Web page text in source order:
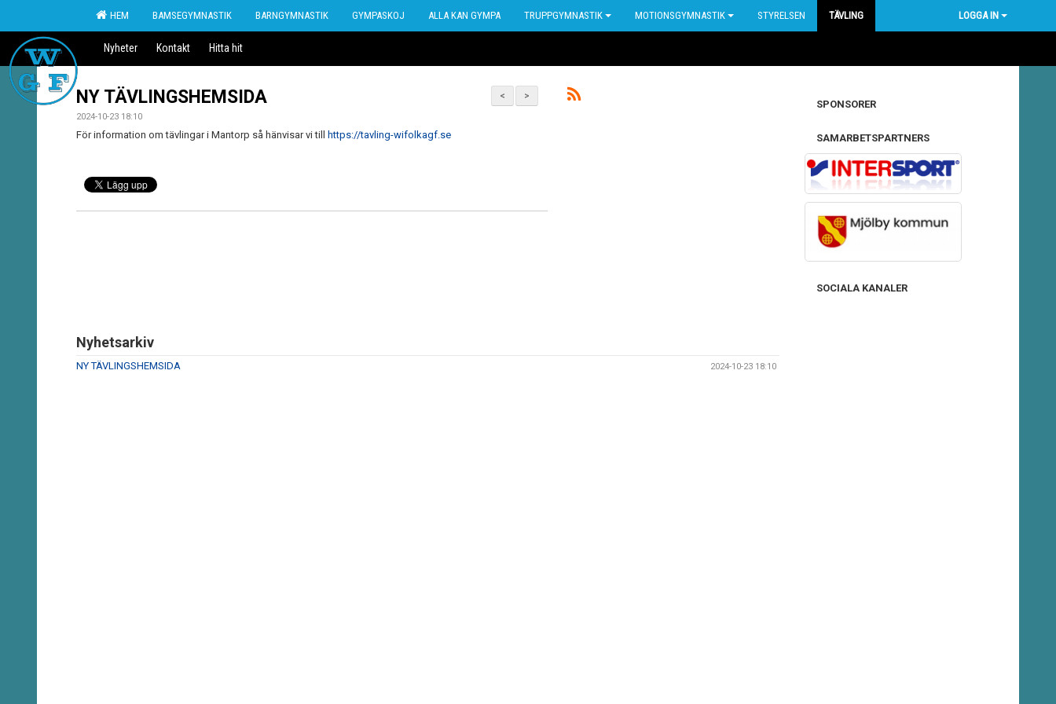
HEM BAMSEGYMNASTIK BARNGYMNASTIK GYMPASKOJ ALLA KAN GYMPA TRUPPGYMNASTIK MOTIONSGYMNASTIK STYRELSEN TÄVLING LOGGA IN
Nyheter Kontakt Hitta hit
>
<
NY TÄVLINGSHEMSIDA
2024-10-23 18:10
För information om tävlingar i Mantorp så hänvisar vi till https://tavling-wifolkagf.se
Nyhetsarkiv
NY TÄVLINGSHEMSIDA 2024-10-23 18:10
SPONSORER
SAMARBETSPARTNERS
SOCIALA KANALER